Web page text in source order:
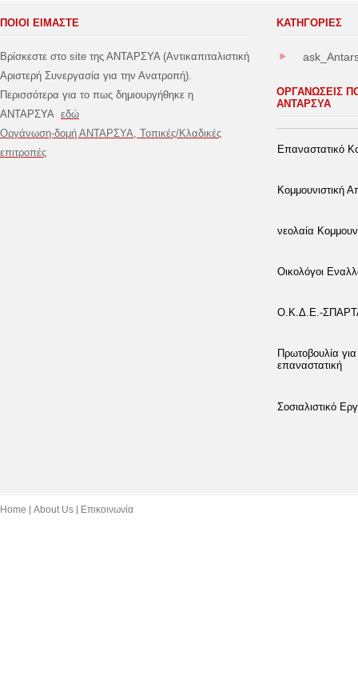
ΠΟΙΟΙ ΕΙΜΑΣΤΕ
Βρίσκεστε στο site της ΑΝΤΑΡΣΥΑ (Αντικαπιταλιστική
Αριστερή Συνεργασία για την Ανατροπή).
Περισσότερα για το πως δημιουργήθηκε η
ΑΝΤΑΡΣΥΑ εδώ
Οργάνωση-δομή ΑΝΤΑΡΣΥΑ, Τοπικές/Κλαδικές
επιτροπές
ΚΑΤΗΓΟΡΊΕΣ
ΟΡΓΑΝΩΣΕΙΣ
ΑΝΤΑΡΣΥΑ
Επαναστατικό
Κομμουνιστική
νεολαία
Οικολόγοι
Ο.Κ.Δ.Ε.-
Πρωτοβουλία
επαναστατική
Σοσιαλιστικό
Home About Us Επικοινωνία